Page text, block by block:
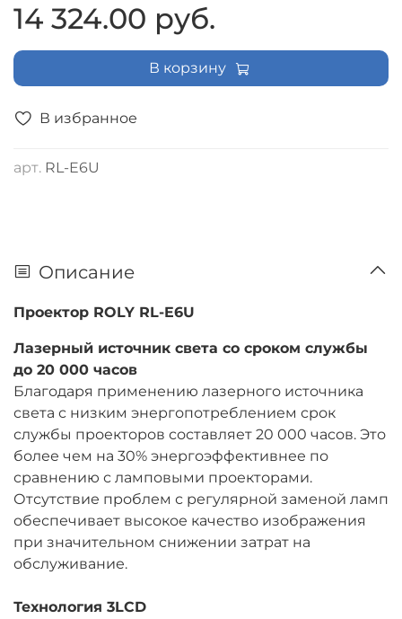
В избранное
арт. RL-E6U
14 324.00 руб.
В корзину
Описание
Проектор ROLY RL-E6U
Лазерный источник света со сроком службы
до 20 000 часов
Благодаря применению лазерного источника
света с низким энергопотреблением срок
службы проекторов составляет 20 000 часов. Это
более чем на 30% энергоэффективнее по
сравнению с ламповыми проекторами.
Отсутствие проблем с регулярной заменой ламп
обеспечивает высокое качество изображения
при значительном снижении затрат на
обслуживание.
Технология 3LCD